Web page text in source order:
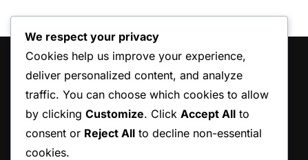
LEGAL
Acerca de
Preferencias de cookies
Ponte en contacto
Política de protección de datos
We respect your privacy
Cookies help us improve your experience,
deliver personalized content, and analyze
traffic. You can choose which cookies to allow
by clicking Customize. Click Accept All to
consent or Reject All to decline non-essential
cookies.